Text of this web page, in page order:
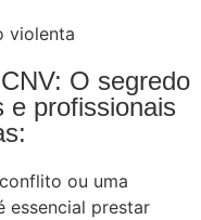
O segredo
e profissionais
ou uma
essencial prestar